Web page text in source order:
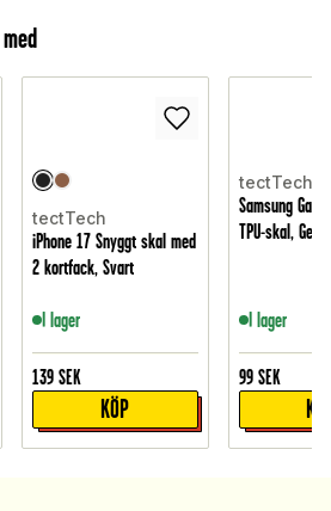
tectTech
iPhone 17 Snyggt skal med
2 kortfack, Svart
I lager
139 SEK
KÖP
tectTech
Samsung
TPU-skal,
I lager
99 SEK